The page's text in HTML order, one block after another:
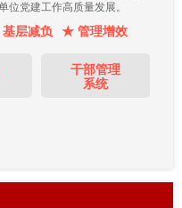
位党建工作高质量发展。
层减负 ★ 管理增效
干部管理
系统